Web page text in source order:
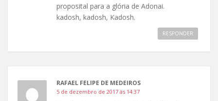
proposital para a glória de Adonai.
kadosh, kadosh, Kadosh.
RESPONDER
RAFAEL FELIPE DE MEDEIROS
5 de dezembro de 2017 às 14:37